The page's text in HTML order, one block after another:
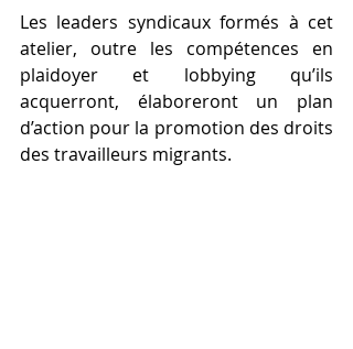
Les leaders syndicaux formés à cet
atelier, outre les compétences en
plaidoyer et lobbying qu’ils
acquerront, élaboreront un plan
d’action pour la promotion des droits
des travailleurs migrants.